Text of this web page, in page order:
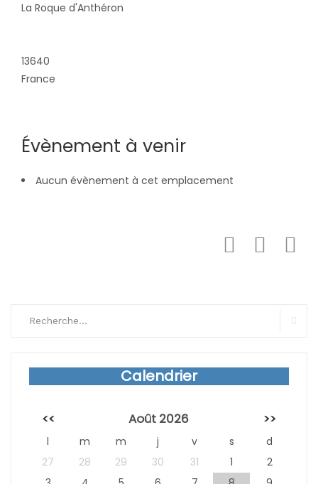
La Roque d'Anthéron
13640
France
Évènement à venir
Aucun évènement à cet emplacement
Calendrier
<< Août 2026 >>
l m m j v s
d
27
28 29 30 31 1
2